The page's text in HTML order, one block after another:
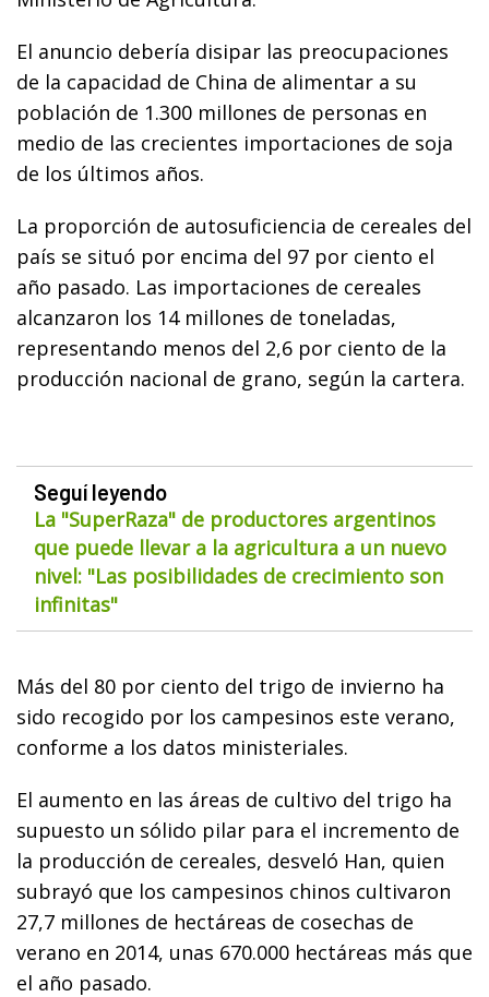
El anuncio debería disipar las preocupaciones
de la capacidad de China de alimentar a su
población de 1.300 millones de personas en
medio de las crecientes importaciones de soja
de los últimos años.
La proporción de autosuficiencia de cereales del
país se situó por encima del 97 por ciento el
año pasado. Las importaciones de cereales
alcanzaron los 14 millones de toneladas,
representando menos del 2,6 por ciento de la
producción nacional de grano, según la cartera.
Seguí leyendo
La "SuperRaza" de productores argentinos
que puede llevar a la agricultura a un nuevo
nivel: "Las posibilidades de crecimiento son
infinitas"
Más del 80 por ciento del trigo de invierno ha
sido recogido por los campesinos este verano,
conforme a los datos ministeriales.
El aumento en las áreas de cultivo del trigo ha
supuesto un sólido pilar para el incremento de
la producción de cereales, desveló Han, quien
subrayó que los campesinos chinos cultivaron
27,7 millones de hectáreas de cosechas de
verano en 2014, unas 670.000 hectáreas más que
el año pasado.